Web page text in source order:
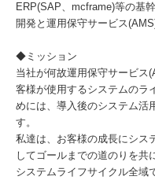
ERP(SAP、mcframe)等の基
開発と運用保守サービス
◆ミッション
当社が何故運用保守サービス
客様が使用するシステムのラ
めには、導入後のシステム活
す。
私達は、お客様の成長にシス
してゴールまでの道のりを共
システムライフサイクル全域